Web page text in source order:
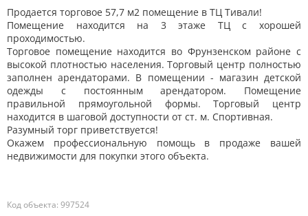
Продается торговое 57,7 м2 помещение в ТЦ Тивали!
Помещение находится на 3 этаже ТЦ с хорошей
проходимостью.
Торговое помещение находится во Фрунзенском районе с
высокой плотностью населения. Торговый центр полностью
заполнен арендаторами. В помещении - магазин детской
одежды с постоянным арендатором. Помещение
правильной прямоугольной формы. Торговый центр
находится в шаговой доступности от ст. м. Спортивная.
Разумный торг приветствуется!
Окажем профессиональную помощь в продаже вашей
недвижимости для покупки этого объекта.
Код объекта: 997524